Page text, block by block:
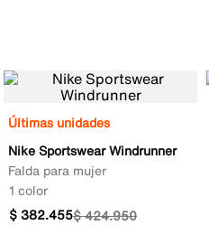
Últimas unidades
Nike Sportswear Windrunner
Falda para mujer
1 color
$424.950
$382.455